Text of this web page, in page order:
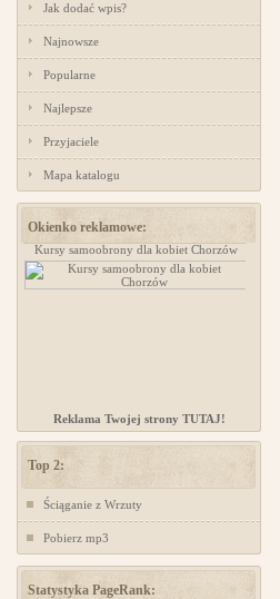
Jak dodać wpis?
Najnowsze
Popularne
Najlepsze
Przyjaciele
Mapa katalogu
Okienko reklamowe:
Kursy samoobrony dla kobiet Chorzów
Reklama Twojej strony TUTAJ!
Top 2:
Ściąganie z Wrzuty
Pobierz mp3
Statystyka PageRank: